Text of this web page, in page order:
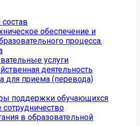
обеспечение и
процесса.
услуги
деятельность
для приема (перевода)
поддержки обучающихся
в образовательной